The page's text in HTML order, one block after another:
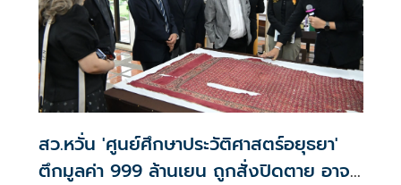
สว.หวั่น 'ศูนย์ศึกษาประวัติศาสตร์อยุธยา'
ตึกมูลค่า 999 ล้านเยน ถูกสั่งปิดตาย อาจ